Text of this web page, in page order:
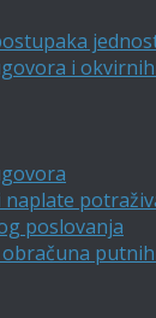
i
poslovanja